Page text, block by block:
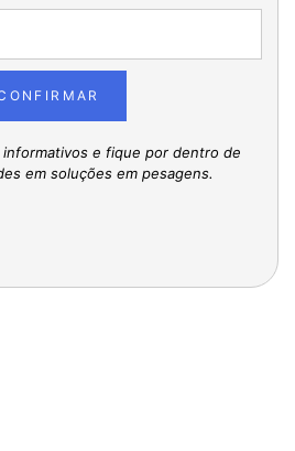
e fique por dentro de
em soluções em pesagens.